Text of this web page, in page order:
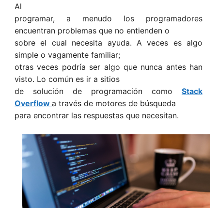
Al
programar, a menudo los programadores
encuentran problemas que no entienden o
sobre el cual necesita ayuda. A veces es algo
simple o vagamente familiar;
otras veces podría ser algo que nunca antes han
visto. Lo común es ir a sitios
de solución de programación como Stack
Overflow a través de motores de búsqueda
para encontrar las respuestas que necesitan.